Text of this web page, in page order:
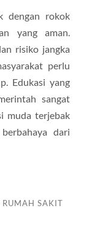
dengan rokok
yang aman.
risiko jangka
perlu
Edukasi yang
sangat
muda terjebak
dari
RUMAH SAKIT